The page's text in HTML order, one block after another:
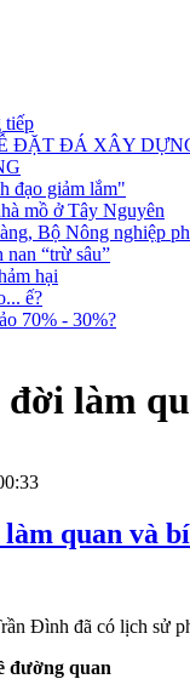
tiếp
ĐẶT ĐÁ XÂY
đạo giảm lắm"
mồ ở Tây Nguyên
Bộ Nông nghiệp
“trừ sâu”
hại
ế?
70% - 30%?
đời làm
quan và
Đình đã có lịch sử
đường quan